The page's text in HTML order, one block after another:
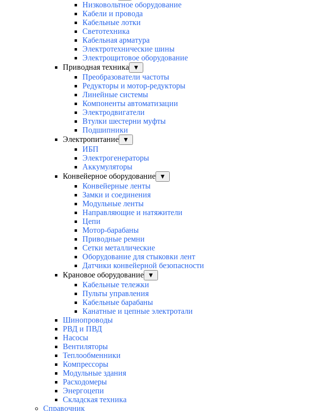
Низковольтное оборудование
Кабели и провода
Кабельные лотки
Светотехника
Кабельная арматура
Электротехнические шины
Электрощитовое оборудование
Приводная техника
▼
Преобразователи частоты
Редукторы и мотор-редукторы
Линейные системы
Компоненты автоматизации
Электродвигатели
Втулки шестерни муфты
Подшипники
Электропитание
▼
ИБП
Электрогенераторы
Аккумуляторы
Конвейерное оборудование
▼
Конвейерные ленты
Замки и соединения
Модульные ленты
Направляющие и натяжители
Цепи
Мотор-барабаны
Приводные ремни
Сетки металлические
Оборудование для стыковки лент
Датчики конвейерной безопасности
Крановое оборудование
▼
Кабельные тележки
Пульты управления
Кабельные барабаны
Канатные и цепные электротали
Шинопроводы
РВД и ПВД
Насосы
Вентиляторы
Теплообменники
Компрессоры
Модульные здания
Расходомеры
Энергоцепи
Складская техника
Справочник